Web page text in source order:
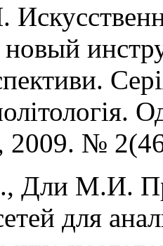
2009. №
Дли М.И.
для